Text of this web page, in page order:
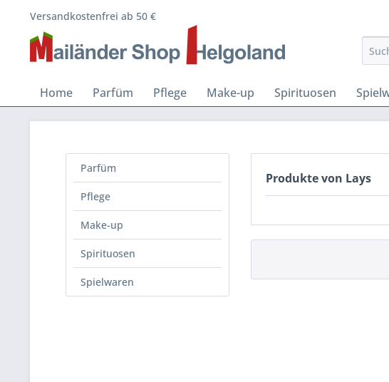
Versandkostenfrei ab 50 €
Home Parfüm Pflege Make-up Spirituosen
Parfüm
Pflege
Make-up
Spirituosen
Spielwaren
Produkte von Lays